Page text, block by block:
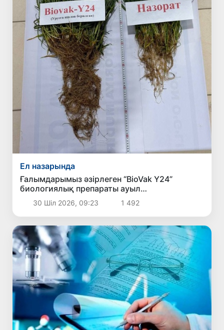
Ел назарында
Ғалымдарымыз әзірлеген “BioVak Y24”
биологиялық препараты ауыл
шаруашылығындағы сортаң жерлерде жаңа
органикалық ортаны қалыптастыруда
30 Шіл 2026, 09:23 1 492